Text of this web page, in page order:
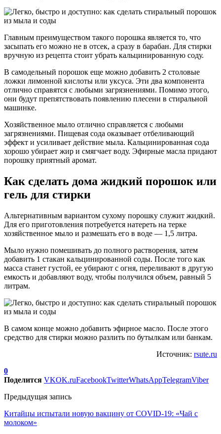
Главным преимуществом такого порошка является то, что
засыпать его можно не в отсек, а сразу в барабан. Для стирки
вручную из рецепта стоит убрать кальцинированную соду.
В самодельный порошок еще можно добавить 2 столовые
ложки лимонной кислоты или уксуса. Эти два компонента
отлично справятся с любыми загрязнениями. Помимо этого,
они будут препятствовать появлению плесени в стиральной
машинке.
Хозяйственное мыло отлично справляется с любыми
загрязнениями. Пищевая сода оказывает отбеливающий
эффект и усиливает действие мыла. Кальцинированная сода
хорошо убирает жир и смягчает воду. Эфирные масла придают
порошку приятный аромат.
Как сделать дома жидкий порошок или
гель для стирки
Альтернативным вариантом сухому порошку служит жидкий.
Для его приготовления потребуется натереть на терке
хозяйственное мыло и размешать его в воде — 1,5 литра.
Мыло нужно помешивать до полного растворения, затем
добавить 1 стакан кальцинированной соды. После того как
масса станет густой, ее убирают с огня, переливают в другую
емкость и добавляют воду, чтобы получился объем, равный 5
литрам.
В самом конце можно добавить эфирное масло. После этого
средство для стирки можно разлить по бутылкам или банкам.
Источник: rsute.ru
0
Поделится VKOK.ruFacebookTwitterWhatsAppTelegramViber
Предыдущая запись
Китайцы испытали новую вакцину от COVID-19: «Чай с
молоком»